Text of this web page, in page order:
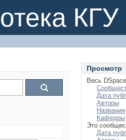
КГУ
Просмотр
Весь DSpace
Дата
Авторы
Названия
Кафедры
Это
Дата